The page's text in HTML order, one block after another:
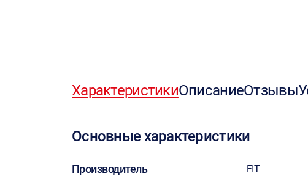
ХарактеристикиОписаниеОтзывы
Основные характеристики
Производитель FIT